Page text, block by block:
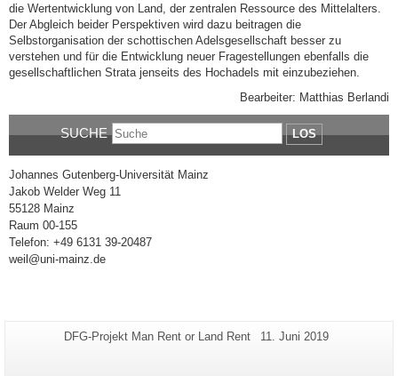
die Wertentwicklung von Land, der zentralen Ressource des Mittelalters.
Der Abgleich beider Perspektiven wird dazu beitragen die
Selbstorganisation der schottischen Adelsgesellschaft besser zu
verstehen und für die Entwicklung neuer Fragestellungen ebenfalls die
gesellschaftlichen Strata jenseits des Hochadels mit einzubeziehen.
Bearbeiter: Matthias Berlandi
SUCHE LOS
Johannes Gutenberg-Universität Mainz
Jakob Welder Weg 11
55128 Mainz
Raum 00-155
Telefon: +49 6131 39-20487
weil@uni-mainz.de
Zusätzliche
Seiten-
DFG-Projekt Man Rent or Land Rent
Letzte
11. Juni 2019